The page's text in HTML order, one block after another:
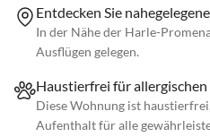
Entdecken Sie
In der Nähe der Harle-
Ausflügen gelegen.
Haustierfrei für
Diese Wohnung ist
Aufenthalt für alle